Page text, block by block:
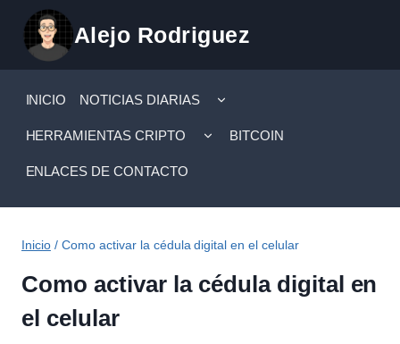
contenido
Alejo Rodriguez
INICIO NOTICIAS DIARIAS
ALTERNAR
HERRAMIENTAS CRIPTO
ALTERNAR
MENÚ
BITCOIN
ENLACES DE CONTACTO
Inicio / Como activar la cédula digital en el celular
Como activar la cédula digital en
el celular